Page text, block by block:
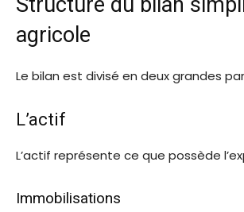
agricole
Le bilan est divisé en deux grandes
L’actif
L’actif représente ce que possède
Immobilisations